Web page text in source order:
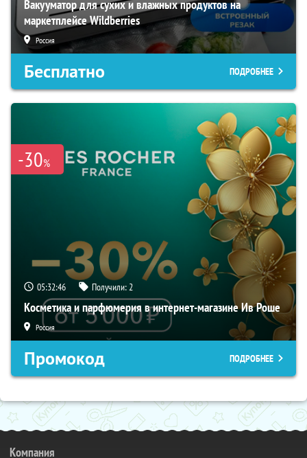
Вакууматор для сухих и влажных продуктов на
маркетплейсе Wildberries
Россия
Бесплатно ПОДРОБНЕЕ
-30%
05:32:45 Получили:2
Косметика и парфюмерия в интернет-магазине Ив Роше
Россия
Промокод ПОДРОБНЕЕ
Компания